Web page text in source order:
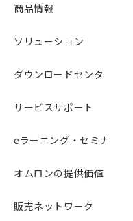
商品情報
ソリューション
ダウンロードセンタ
サービスサポート
eラーニング・セミナ
オムロンの提供価値
販売ネットワーク